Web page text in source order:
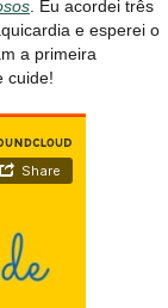
. Eu acordei três
e esperei o
a primeira
cuide!